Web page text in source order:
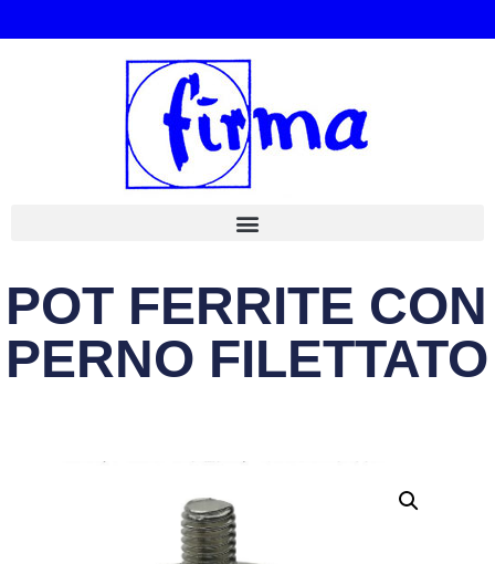
POT FERRITE CON
PERNO FILETTATO